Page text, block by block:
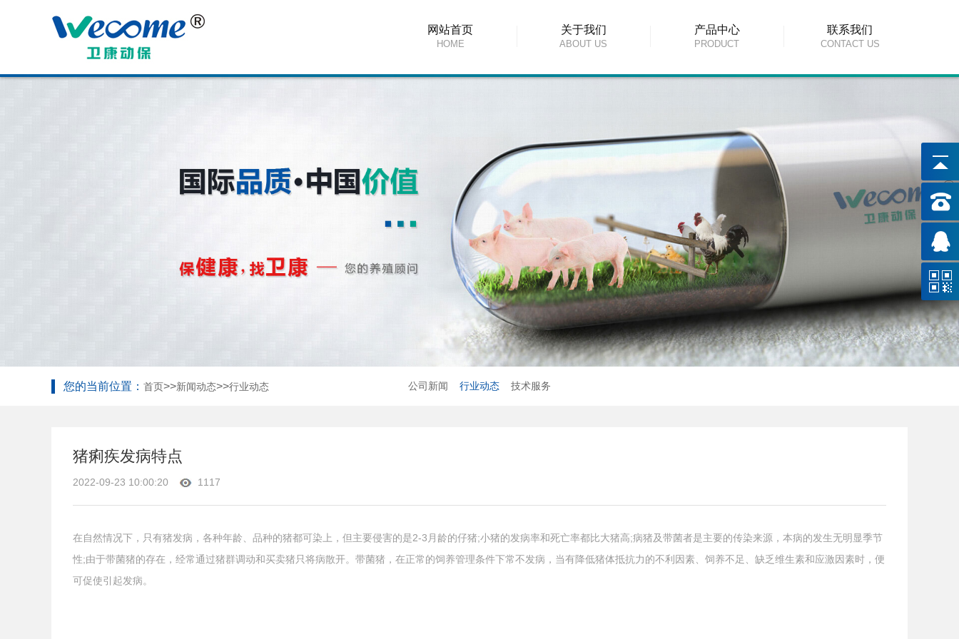
网站首页
HOME
关于我们
ABOUT US
产品中心
PRODUCT
联系我们
CONTACT US
公司新闻 行业动态 技术服务
您的当前位置： 首页>>新闻动态>>行业动态
猪痢疾发病特点
2022-09-23 10:00:20 1117
在自然情况下，只有猪发病，各种年龄、品种的猪都可染上，但主要侵害的是2-3月龄的仔猪;小猪的发病率和死亡率都比大猪高;病猪及带菌者是主要的传染来源，本病的发生无明显季节
性;由于带菌猪的存在，经常通过猪群调动和买卖猪只将病散开。带菌猪，在正常的饲养管理条件下常不发病，当有降低猪体抵抗力的不利因素、饲养不足、缺乏维生素和应激因素时，便
可促使引起发病。